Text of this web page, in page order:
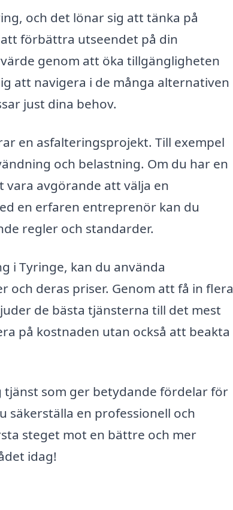
och det lönar sig att tänka på
förbättra utseendet på din
genom att öka tillgängligheten
att navigera i de många alternativen
just dina behov.
en asfalteringsprojekt. Till exempel
och belastning. Om du har en
vara avgörande att välja en
en erfaren entreprenör kan du
regler och standarder.
i Tyringe, kan du använda
deras priser. Genom att få in flera
de bästa tjänsterna till det mest
på kostnaden utan också att beakta
tjänst som ger betydande fördelar för
en professionell och
steget mot en bättre och mer
idag!